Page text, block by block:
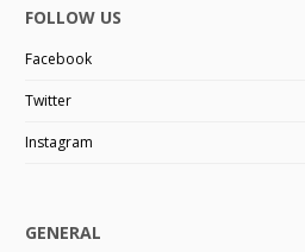
FOLLOW US
Facebook
Twitter
Instagram
GENERAL